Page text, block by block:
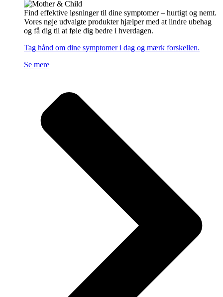
Find effektive løsninger til dine symptomer – hurtigt og nemt.
Vores nøje udvalgte produkter hjælper med at lindre ubehag
og få dig til at føle dig bedre i hverdagen.
Tag hånd om dine symptomer i dag og mærk forskellen.
Se mere